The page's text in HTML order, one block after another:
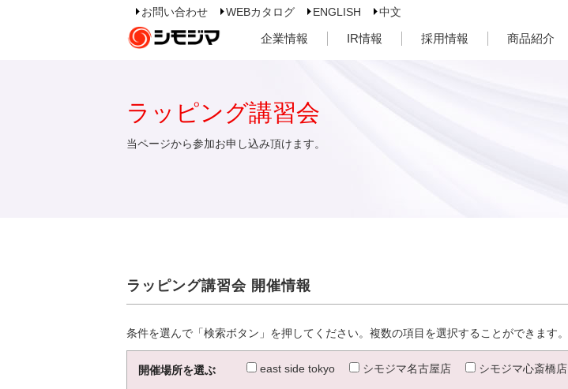
お問い合わせ WEBカタログ ENGLISH 中文
企業情報 IR情報 採用情報 商品紹介
ラッピング講習会
当ページから参加お申し込み頂けます。
ラッピング講習会 開催情報
条件を選んで「検索ボタン」を押してください。複数の項目を選択することができます。
開催場所を選ぶ east side tokyo シモジマ名古屋店 シモジマ心斎橋店